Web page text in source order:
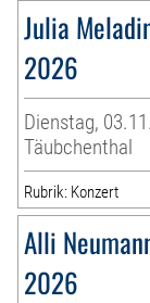
Julia
2026
Dienstag,
Täubchenthal
Rubrik: Konzert
Alli
2026